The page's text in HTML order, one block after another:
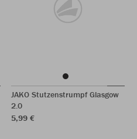
JAKO Stutzenstrumpf Glasgow
2.0
5,99 €